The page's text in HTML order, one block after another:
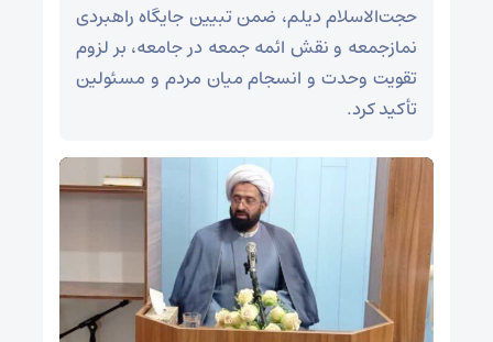
حجت‌الاسلام دیلم، ضمن تبیین جایگاه راهبردی
نمازجمعه و نقش ائمه جمعه در جامعه، بر لزوم
تقویت وحدت و انسجام میان مردم و مسئولین
تأکید کرد.